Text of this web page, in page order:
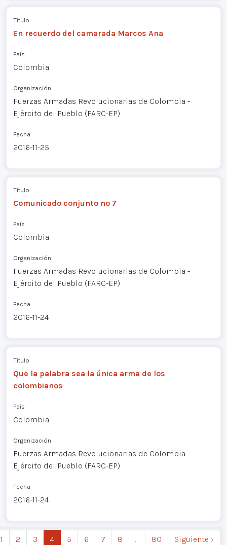
Título
En recuerdo del camarada Marcos Ana
País
Colombia
Organización
Fuerzas Armadas Revolucionarias de Colombia -
Ejército del Pueblo (FARC-EP)
Fecha
2016-11-25
Título
Comunicado conjunto nº 7
País
Colombia
Organización
Fuerzas Armadas Revolucionarias de Colombia -
Ejército del Pueblo (FARC-EP)
Fecha
2016-11-24
Título
Que la palabra sea la única arma de los
colombianos
País
Colombia
Organización
Fuerzas Armadas Revolucionarias de Colombia -
Ejército del Pueblo (FARC-EP)
Fecha
2016-11-24
1 2 3 4 5 6 7 8 … 80 Siguiente ›